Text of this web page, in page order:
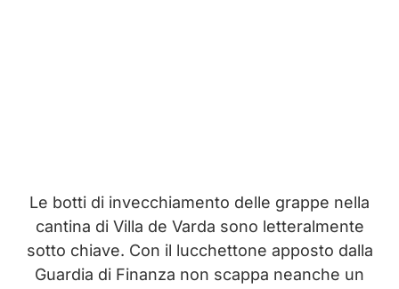
Le botti di invecchiamento delle grappe nella
cantina di Villa de Varda sono letteralmente
sotto chiave. Con il lucchettone apposto dalla
Guardia di Finanza non scappa neanche un